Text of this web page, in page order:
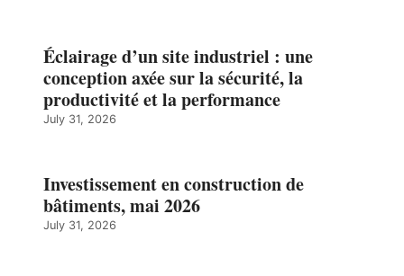
Éclairage d’un site industriel : une
conception axée sur la sécurité, la
productivité et la performance
July 31, 2026
Investissement en construction de
bâtiments, mai 2026
July 31, 2026